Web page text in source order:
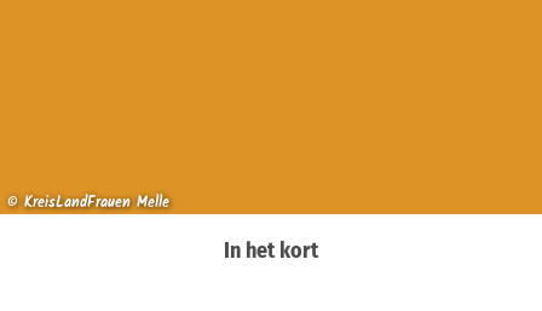
© KreisLandFrauen Melle
In het kort